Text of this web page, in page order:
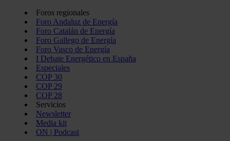
Foros regionales
Foro Andaluz de Energía
Foro Catalán de Energía
Foro Gallego de Energía
Foro Vasco de Energía
I Debate Energético en España
Especiales
COP 30
COP 29
COP 28
Servicios
Newsletter
Media kit
ON | Podcast